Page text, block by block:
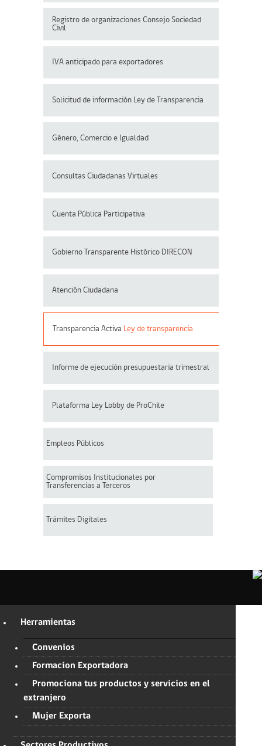
Registro de organizaciones Consejo Sociedad
Civil
IVA anticipado para exportadores
Solicitud de información Ley de Transparencia
Género, Comercio e Igualdad
Consultas Ciudadanas Virtuales
Cuenta Pública Participativa
Gobierno Transparente Histórico DIRECON
Atención Ciudadana
Transparencia Activa Ley de transparencia
Informe de ejecución presupuestaria trimestral
Plataforma Ley Lobby de ProChile
Empleos Públicos
Compromisos Institucionales por
Transferencias a Terceros
Trámites Digitales
Herramientas
Convenios
Formacion Exportadora
Promociona tus productos y servicios en el
extranjero
Mujer Exporta